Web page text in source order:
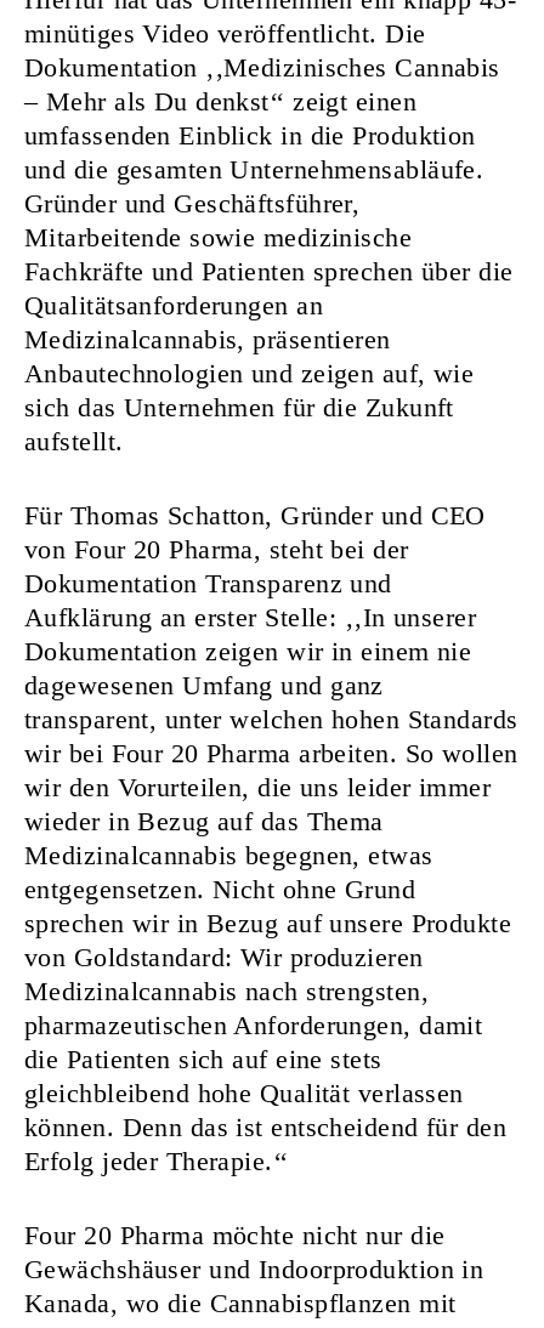
minütiges Video veröffentlicht. Die
Dokumentation ‚‚Medizinisches Cannabis
– Mehr als Du denkst‘‘ zeigt einen
umfassenden Einblick in die Produktion
und die gesamten Unternehmensabläufe.
Gründer und Geschäftsführer,
Mitarbeitende sowie medizinische
Fachkräfte und Patienten sprechen über die
Qualitätsanforderungen an
Medizinalcannabis, präsentieren
Anbautechnologien und zeigen auf, wie
sich das Unternehmen für die Zukunft
aufstellt.
Für Thomas Schatton, Gründer und CEO
von Four 20 Pharma, steht bei der
Dokumentation Transparenz und
Aufklärung an erster Stelle: ‚‚In unserer
Dokumentation zeigen wir in einem nie
dagewesenen Umfang und ganz
transparent, unter welchen hohen Standards
wir bei Four 20 Pharma arbeiten. So wollen
wir den Vorurteilen, die uns leider immer
wieder in Bezug auf das Thema
Medizinalcannabis begegnen, etwas
entgegensetzen. Nicht ohne Grund
sprechen wir in Bezug auf unsere Produkte
von Goldstandard: Wir produzieren
Medizinalcannabis nach strengsten,
pharmazeutischen Anforderungen, damit
die Patienten sich auf eine stets
gleichbleibend hohe Qualität verlassen
können. Denn das ist entscheidend für den
Erfolg jeder Therapie.‘‘
Four 20 Pharma möchte nicht nur die
Gewächshäuser und Indoorproduktion in
Kanada, wo die Cannabispflanzen mit